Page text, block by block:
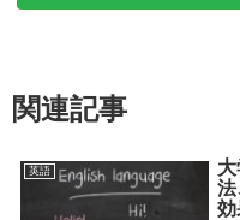
関連記事
英語
法
効